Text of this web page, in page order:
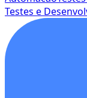
Testes e